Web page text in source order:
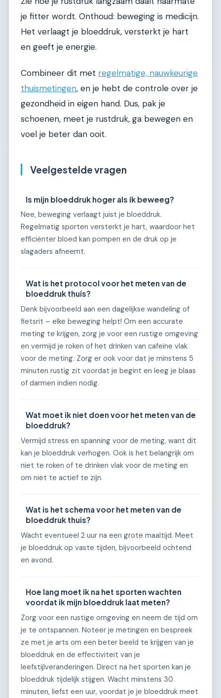
je fitter wordt. Onthoud: beweging is medicijn.
Het verlaagt je bloeddruk, versterkt je hart
en geeft je energie.
Combineer dit met regelmatige, nauwkeurige
thuismetingen, en je hebt de controle over je
gezondheid in eigen hand. Dus, pak je
schoenen, meet je rustdruk, ga bewegen en
voel je beter dan ooit.
Veelgestelde vragen
Is mijn bloeddruk hoger als ik beweeg?
Nee, beweging verlaagt juist je bloeddruk.
Regelmatig sporten versterkt je hart, waardoor het
efficiënter bloed kan pompen en de druk op je
slagaders afneemt.
Wat is het protocol voor het meten van de
bloeddruk thuis?
Denk bijvoorbeeld aan een dagelijkse wandeling of
fietsrit – elke beweging helpt! Om een accurate
meting te krijgen, zorg je voor een rustige omgeving
en vermijd je roken of het drinken van cafeïne vlak
voor de meting. Zorg er ook voor dat je minstens 5
minuten rustig zit voordat je begint en leeg je blaas
of darmen indien nodig.
Wat moet ik niet doen voor het meten van de
bloeddruk?
Vermijd stress en spanning voor de meting, want dit
kan je bloeddruk verhogen. Ook is het belangrijk om
niet te roken of te drinken vlak voor de meting en
om niet te actief te zijn.
Wat is het schema voor het meten van de
bloeddruk thuis?
Wacht eventueel 2 uur na een grote maaltijd. Meet
je bloeddruk op vaste tijden, bijvoorbeeld ochtend
en avond.
Hoe lang moet ik na het sporten wachten
voordat ik mijn bloeddruk laat meten?
Zorg voor een rustige omgeving en neem de tijd om
je te ontspannen. Noteer je metingen en bespreek
ze met je arts om een beter beeld te krijgen van je
bloeddruk en de effectiviteit van je
leefstijlveranderingen. Direct na het sporten kan je
bloeddruk tijdelijk stijgen. Wacht minstens 30
minuten, liefst een uur, voordat je je bloeddruk meet